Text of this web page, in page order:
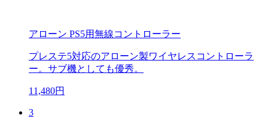
アローン PS5用無線コントローラー
プレステ5対応のアローン製ワイヤレスコントローラ
ー。サブ機としても優秀。
11,480円
3